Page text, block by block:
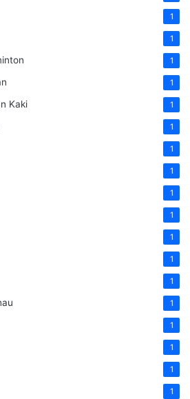
1
1
1
1
Kaki 1
1
1
1
1
1
1
1
1
1
1
1
1
1